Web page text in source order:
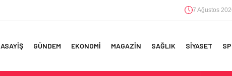
7 Ağustos
ASAYİŞ GÜNDEM EKONOMİ MAGAZİN SAĞLIK SİYASET